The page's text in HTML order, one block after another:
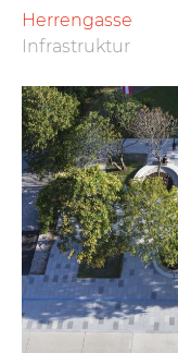
Herrengasse
Infrastruktur